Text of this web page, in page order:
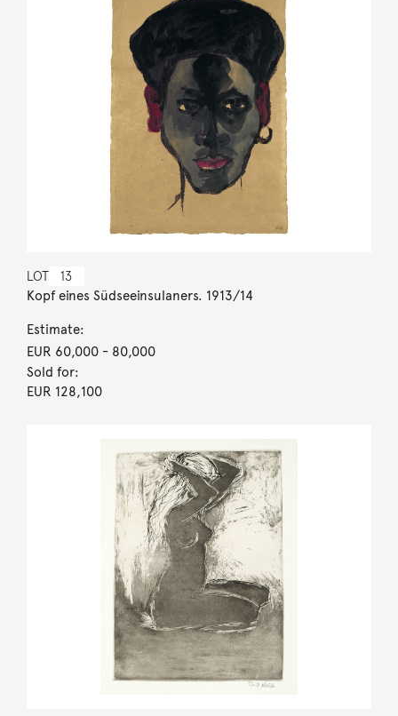
LOT 13
Kopf eines Südseeinsulaners. 1913/14
Estimate:
EUR 60,000- 80,000
Sold for:
EUR 128,100